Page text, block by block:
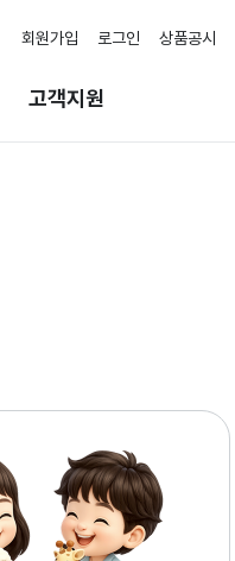
회원가입 로그인 상품공시
고객지원